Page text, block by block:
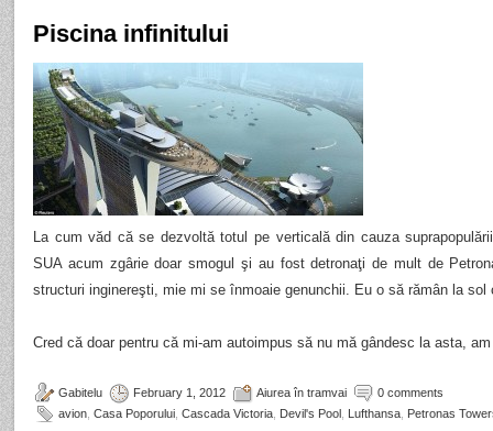
Piscina infinitului
La cum văd că se dezvoltă totul pe verticală din cauza
SUA acum zgârie doar smogul şi au fost detronaţi de mult de
structuri inginereşti, mie mi se înmoaie genunchii. Eu o să rămân la
Cred că doar pentru că mi-am autoimpus să nu mă gândesc la asta,
Gabitelu February 1, 2012 Aiurea în tramvai
0 comments
avion Casa Poporului Cascada Victoria Devil's Pool Lufthansa Petronas